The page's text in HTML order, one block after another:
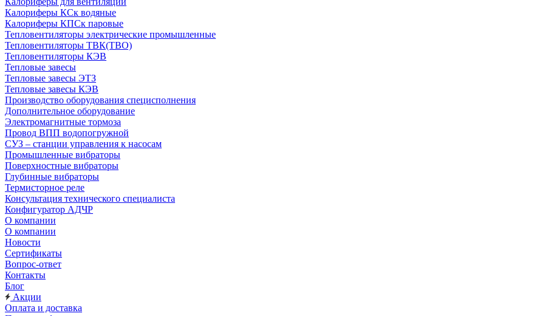
Калориферы КСк водяные
Калориферы КПСк паровые
Тепловентиляторы электрические промышленные
Тепловентиляторы ТВК(ТВО)
Тепловентиляторы КЭВ
Тепловые завесы
Тепловые завесы ЭТЗ
Тепловые завесы КЭВ
Производство оборудования специсполнения
Дополнительное оборудование
Электромагнитные тормоза
Провод ВПП водопогружной
СУЗ – станции управления к насосам
Промышленные вибраторы
Поверхностные вибраторы
Глубинные вибраторы
Термисторное реле
Консультация технического специалиста
Конфигуратор АДЧР
О компании
О компании
Новости
Сертификаты
Вопрос-ответ
Контакты
Блог
Акции
Оплата и доставка